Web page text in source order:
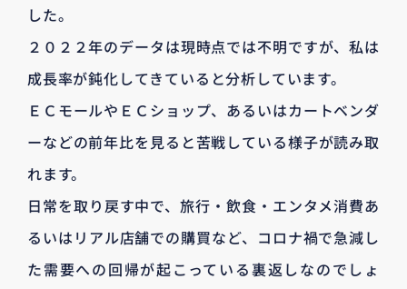
した。
２０２２年のデータは現時点では不明ですが、私は
成長率が鈍化してきていると分析しています。
ＥＣモールやＥＣショップ、あるいはカートベンダ
ーなどの前年比を見ると苦戦している様子が読み取
れます。
日常を取り戻す中で、旅行・飲食・エンタメ消費あ
るいはリアル店舗での購買など、コロナ禍で急減し
た需要への回帰が起こっている裏返しなのでしょ